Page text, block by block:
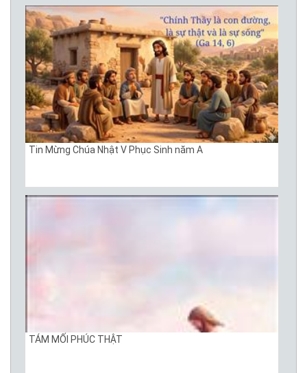
Tin Mừng Chúa Nhật V Phục Sinh năm A
TÁM MỐI PHÚC THẬT